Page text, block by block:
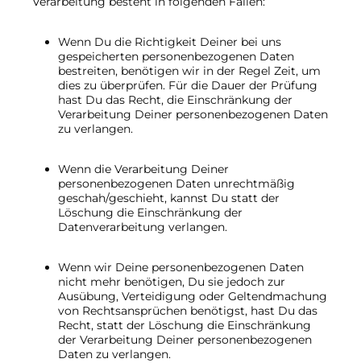
Wenn Du die Richtigkeit Deiner bei uns
gespeicherten personenbezogenen Daten
bestreiten, benötigen wir in der Regel Zeit, um
dies zu überprüfen. Für die Dauer der Prüfung
hast Du das Recht, die Einschränkung der
Verarbeitung Deiner personenbezogenen Daten
zu verlangen.
Wenn die Verarbeitung Deiner
personenbezogenen Daten unrechtmäßig
geschah/geschieht, kannst Du statt der
Löschung die Einschränkung der
Datenverarbeitung verlangen.
Wenn wir Deine personenbezogenen Daten
nicht mehr benötigen, Du sie jedoch zur
Ausübung, Verteidigung oder Geltendmachung
von Rechtsansprüchen benötigst, hast Du das
Recht, statt der Löschung die Einschränkung
der Verarbeitung Deiner personenbezogenen
Daten zu verlangen.